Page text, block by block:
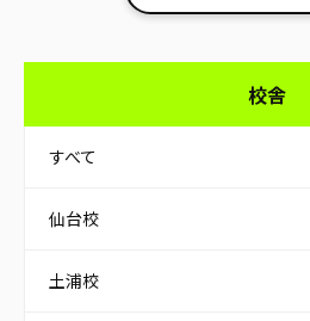
校舎
すべて
仙台校
土浦校